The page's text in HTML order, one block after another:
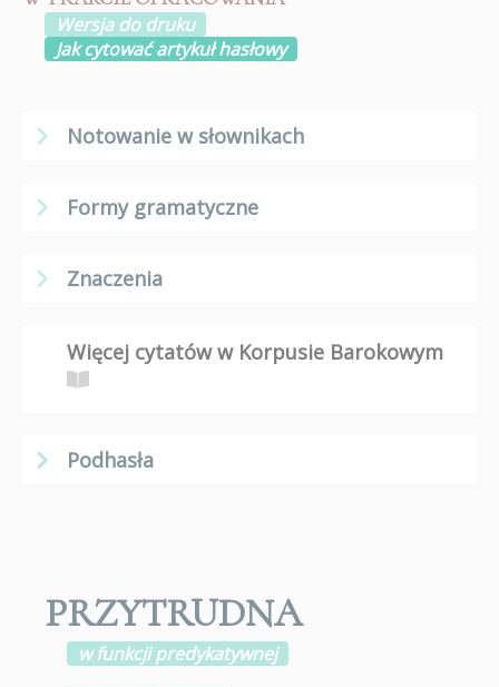
Wersja do druku
Jak cytować artykuł hasłowy
Notowanie w słownikach
Formy gramatyczne
Znaczenia
Więcej cytatów w Korpusie Barokowym
Podhasła
PRZYTRUDNA
w funkcji predykatywnej